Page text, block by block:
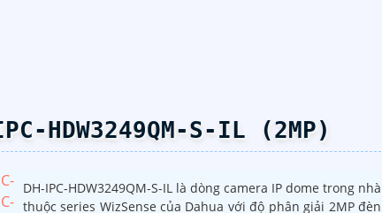
HDW3249QM-S-IL (2MP)
DH-IPC-HDW3249QM-S-IL là dòng camera IP dome trong nhà
thuộc series WizSense của Dahua với độ phân giải 2MP đèn